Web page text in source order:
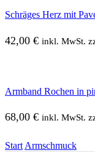
Schräges Herz mit
42,00 € inkl. MwSt.
Armband Rochen in
68,00 € inkl. MwSt.
Start Armschmuck